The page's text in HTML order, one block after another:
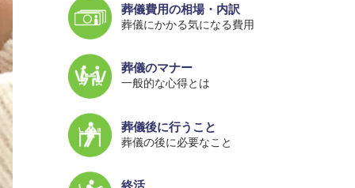
葬儀費用の相場・内訳
葬儀にかかる気になる費用
葬儀のマナー
一般的な心得とは
葬儀後に行うこと
葬儀の後に必要なこと
終活